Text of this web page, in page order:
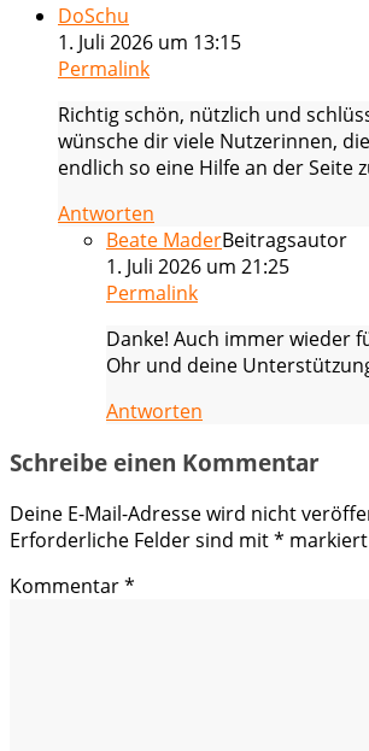
DoSchu
1. Juli 2026 um 13:15
Permalink
Richtig schön, nützlich und
wünsche dir viele Nutzerinnen,
endlich so eine Hilfe an der Seite
Antworten
Beate MaderBeitragsautor
1. Juli 2026 um 21:25
Permalink
Danke! Auch immer wieder
Ohr und deine
Antworten
Schreibe einen Kommentar
Deine E-Mail-Adresse wird nicht
Erforderliche Felder sind mit* markiert
Kommentar*